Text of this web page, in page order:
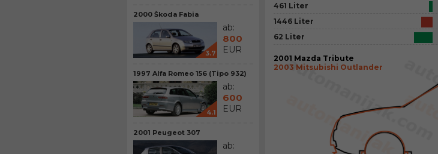
2000 Škoda Fabia
3.7
ab:
800
EUR
1997 Alfa Romeo 156 (Tipo 932)
4.1
ab:
600
EUR
2001 Peugeot 307
ab:
461 Liter
1446 Liter
62 Liter
2001 Mazda Tribute
2003 Mitsubishi Outlander